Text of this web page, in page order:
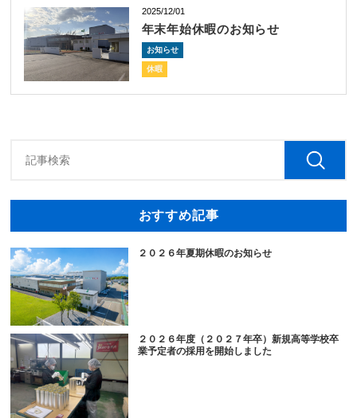
2025/12/01
年末年始休暇のお知らせ
お知らせ
休暇
おすすめ記事
２０２６年夏期休暇のお知らせ
２０２６年度（２０２７年卒）新規高等学校卒
業予定者の採用を開始しました